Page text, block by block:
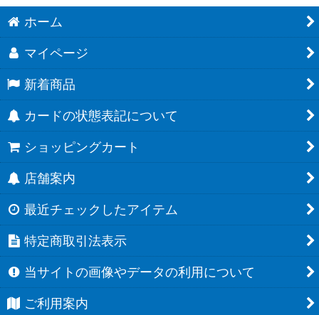
ホーム
マイページ
新着商品
カードの状態表記について
ショッピングカート
店舗案内
最近チェックしたアイテム
特定商取引法表示
当サイトの画像やデータの利用について
ご利用案内